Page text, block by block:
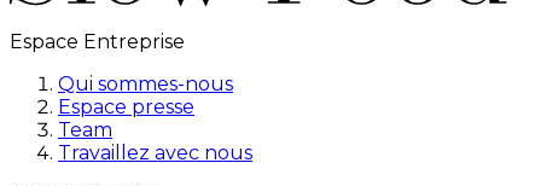
Espace Entreprise
Qui sommes-nous
Espace presse
Team
Travaillez avec nous